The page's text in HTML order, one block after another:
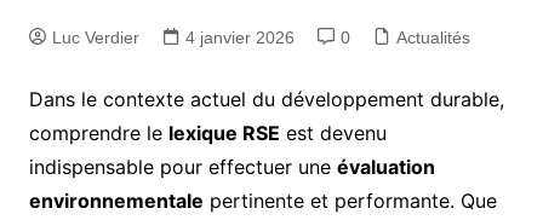
Luc Verdier 4 janvier 2026 0 Actualités
Dans le contexte actuel du développement durable,
comprendre le lexique RSE est devenu
indispensable pour effectuer une évaluation
environnementale pertinente et performante. Que